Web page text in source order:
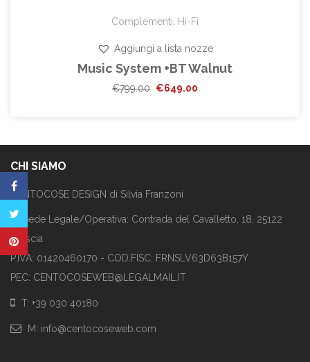
Complementi Hi-Fi
Aggiungi a lista nozze
Music System +BT Walnut
€799.00 Il€649.00
CHI SIAMO
CENTOCOSE DESIGN di Silvia Franzoni
Sede Legale/Operativa: Contrada del Cavalletto, 18, 25122
Brescia
P.IVA: 01420460170 - COD.FISC: FRNSLV63D63B157Y
PEC: CENTOCOSEWEB@LEGALMAIL.IT
T: +39 030 40180
M: info@centocoseweb.com